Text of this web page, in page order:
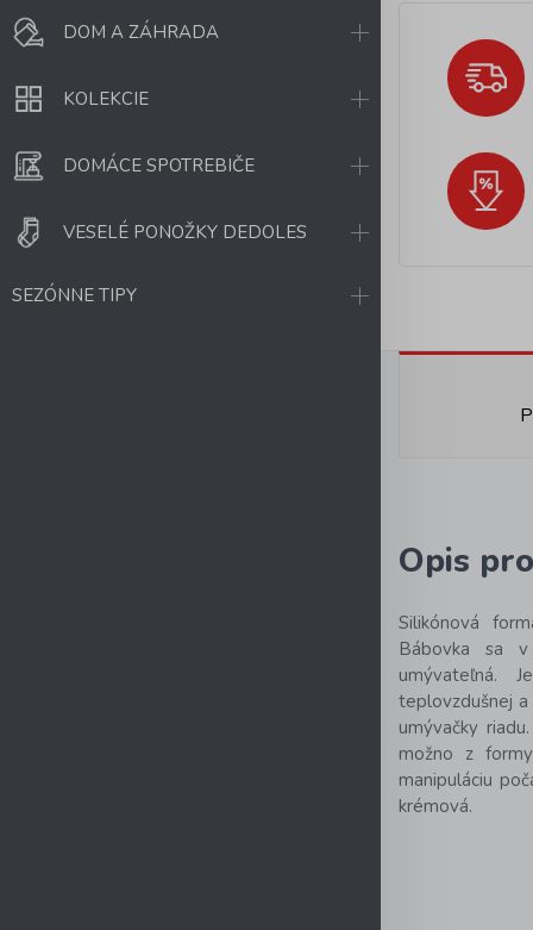
DOM A ZÁHRADA
KOLEKCIE
DOMÁCE SPOTREBIČE
VESELÉ PONOŽKY DEDOLES
SEZÓNNE TIPY
Opis
Silikónová
Bábovka sa
umývateľná.
teplovzdušnej a
umývačky
možno z
manipuláciu
krémová.